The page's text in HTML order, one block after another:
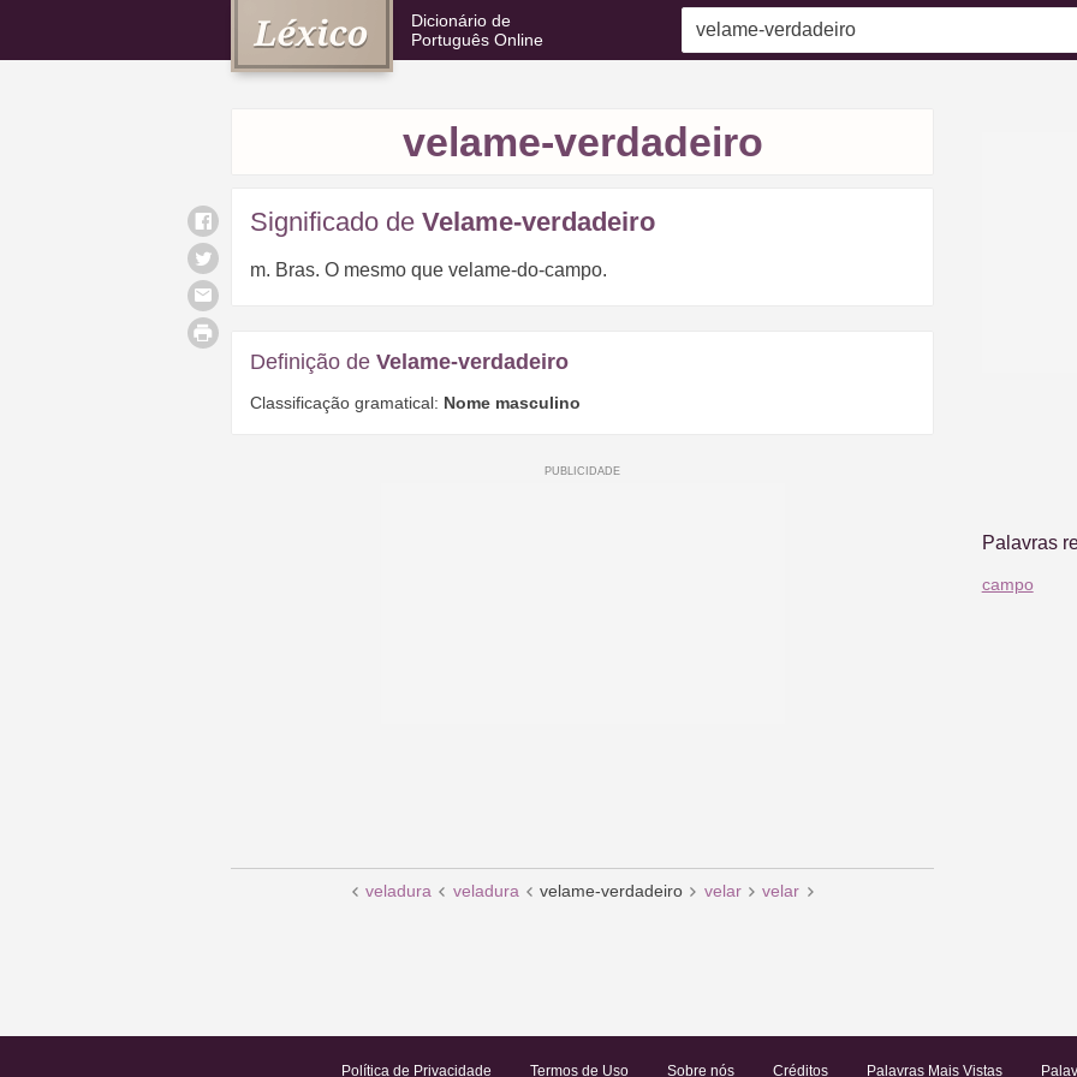
Dicionário de
Português Online
velame-verdadeiro
Significado de Velame-verdadeiro
m. Bras. O mesmo que velame-do-campo.
Definição de Velame-verdadeiro
Classificação gramatical: Nome masculino
veladura veladura velame-verdadeiro velar velar
Palavras
campo
Política de Privacidade Termos de Uso Sobre nós Créditos Palavras Mais Vistas